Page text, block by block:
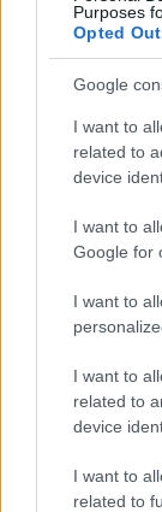
Purposes
Opted Out
Google
I want to
related to
device
I want to
Google for
I want to
I want to
related to
device
I want to
related to
Miért
egészségügyi
Transzparencia